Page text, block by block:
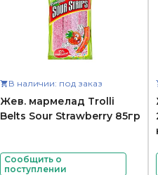
В наличии: под заказ
Жев. мармелад Trolli
Belts Sour Strawberry 85гр
Сообщить о
поступлении